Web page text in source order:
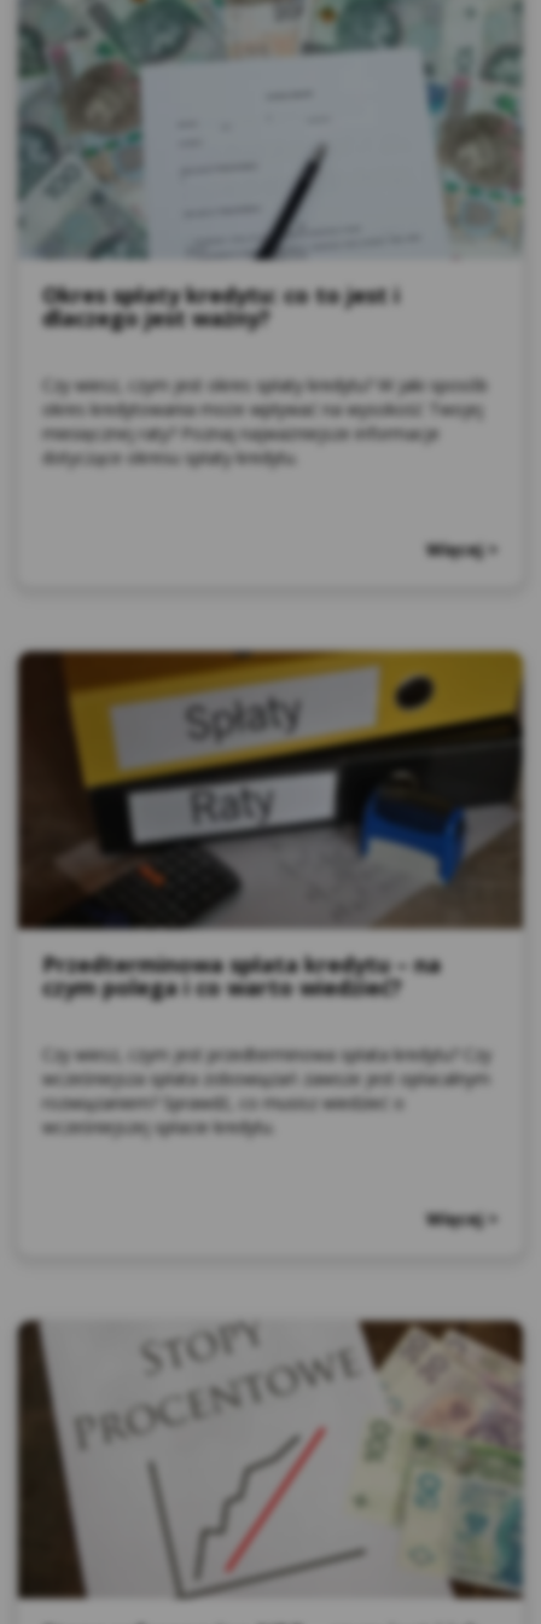
Okres spłaty kredytu: co to jest i
dlaczego jest ważny?
Czy wiesz, czym jest okres spłaty kredytu? W jaki sposób
okres kredytowania może wpływać na wysokość Twojej
miesięcznej raty? Poznaj najważniejsze informacje
dotyczące okresu spłaty kredytu.
Więcej >
Przedterminowa spłata kredytu – na
czym polega i co warto wiedzieć?
Czy wiesz, czym jest przedterminowa spłata kredytu? Czy
wcześniejsza spłata zobowiązań zawsze jest opłacalnym
rozwiązaniem? Sprawdź, co musisz wiedzieć o
wcześniejszej spłacie kredytu.
Więcej >